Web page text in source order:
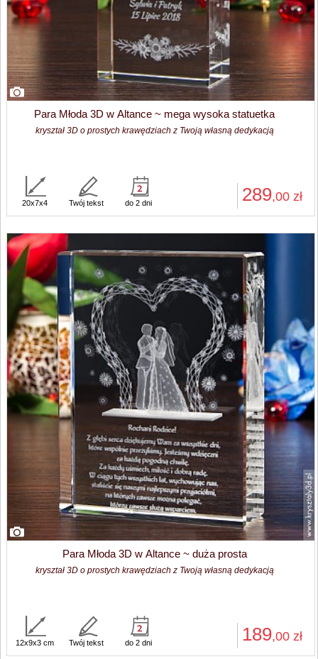
Para Młoda 3D w Altance ~ mega wysoka statuetka
kryształ 3D o prostych krawędziach z Twoją własną dedykacją
289,00 zł
20x7x4 Twój tekst do 2 dni
Para Młoda 3D w Altance ~ duża prosta
kryształ 3D o prostych krawędziach z Twoją własną dedykacją
189,00 zł
12x9x3 cm Twój tekst do 2 dni